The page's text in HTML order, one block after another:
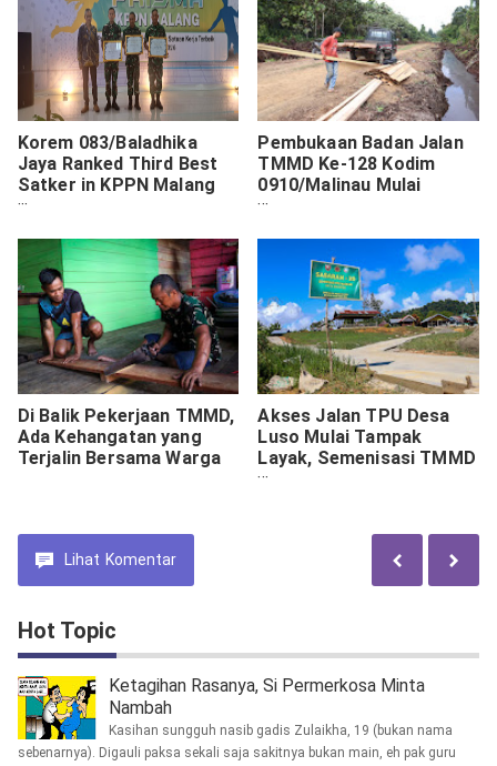
Korem 083/Baladhika
Jaya Ranked Third Best
Satker in KPPN Malang
Q1 Budget Evaluation
Pembukaan Badan Jalan
TMMD Ke-128 Kodim
0910/Malinau Mulai
Hidupkan Aktivitas Warga
Di Balik Pekerjaan TMMD,
Ada Kehangatan yang
Terjalin Bersama Warga
Akses Jalan TPU Desa
Luso Mulai Tampak
Layak, Semenisasi TMMD
Ke-128 Capai 85 Persen
Lihat Komentar
Hot Topic
Ketagihan Rasanya, Si Permerkosa Minta
Nambah
Kasihan sungguh nasib gadis Zulaikha, 19 (bukan nama
sebenarnya). Digauli paksa sekali saja sakitnya bukan main, eh pak guru